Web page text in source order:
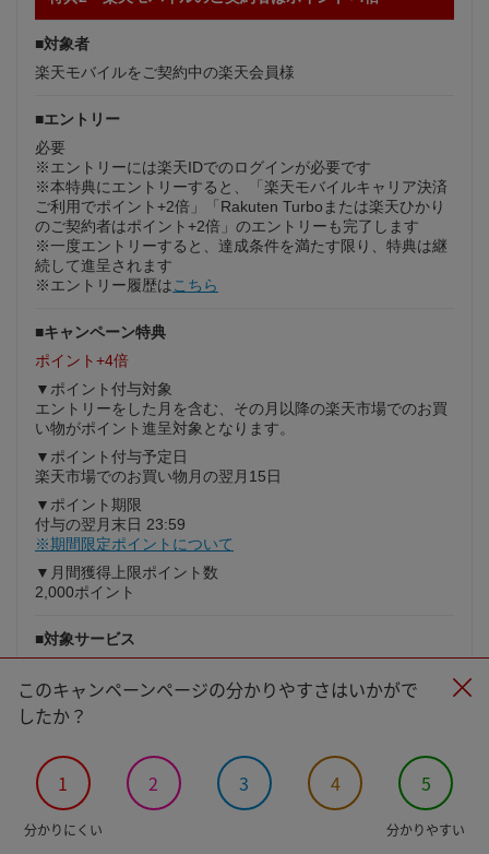
■対象者
楽天モバイルをご契約中の楽天会員様
■エントリー
必要
※エントリーには楽天IDでのログインが必要です
※本特典にエントリーすると、「楽天モバイルキャリア決済
ご利用でポイント+2倍」「Rakuten Turboまたは楽天ひかり
のご契約者はポイント+2倍」のエントリーも完了します
※一度エントリーすると、達成条件を満たす限り、特典は継
続して進呈されます
※エントリー履歴は こちら
■キャンペーン特典
ポイント+4倍
▼ポイント付与対象
エントリーをした月を含む、その月以降の楽天市場でのお買
い物がポイント進呈対象となります。
▼ポイント付与予定日
楽天市場でのお買い物月の翌月15日
▼ポイント期限
付与の翌月末日 23:59
※期間限定ポイントについて
▼月間獲得上限ポイント数
2,000ポイント
■対象サービス
対象プラン：Rakuten最強プラン、Rakuten最強プラン（デ
ータタイプ）・Rakuten最強U-NEXT
※既に対象プランをご契約の方も対象になります。
※スーパーホーダイ・組み合わせプラン・コミコミプラン・
旧FREETEL SIM・DMM mobile SIMは特典対象外となりま
す。
※楽天モバイルデータSIM（SMSあり）/データSIM（SMSな
このキャンペーンページの分かりやすさはいかがで
したか？
1 2 3 4 5
分かりにくい 分かりやすい